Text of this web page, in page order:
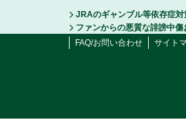
JRAのギャンブル等依存症対
ファンからの悪質な誹謗中
FAQ/お問い合わせ
サイト